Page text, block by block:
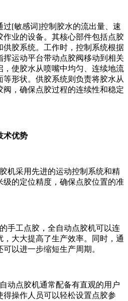
[敏感词]控制胶水的流出量、速
作业的设备。其核心部件包括点胶
供胶系统。工作时，控制系统根据
运动平台带动点胶阀移动到相关
使胶水从喷嘴中均匀、连续地流
形状。供胶系统则负责将胶水从
，确保点胶过程的连续性和稳定
术优势
机采用先进的运动控制系统和精
级的定位精度，确保点胶位置的准
手工点胶，全自动点胶机可以连
大大提高了生产效率。同时，通
以进一步缩短生产周期。
动点胶机通常配备有直观的用户
操作人员可以轻松设置点胶参